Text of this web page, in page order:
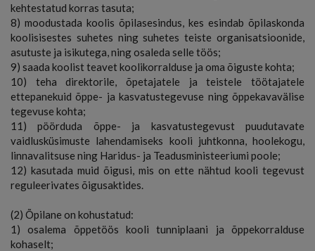
kehtestatud korras tasuta;
8) moodustada koolis õpilasesindus, kes esindab õpilaskonda
koolisisestes suhetes ning suhetes teiste organisatsioonide,
asutuste ja isikutega, ning osaleda selle töös;
9) saada koolist teavet koolikorralduse ja oma õiguste kohta;
10) teha direktorile, õpetajatele ja teistele töötajatele
ettepanekuid õppe- ja kasvatustegevuse ning õppekavavälise
tegevuse kohta;
11) pöörduda õppe- ja kasvatustegevust puudutavate
vaidlusküsimuste lahendamiseks kooli juhtkonna, hoolekogu,
linnavalitsuse ning Haridus- ja Teadusministeeriumi poole;
12) kasutada muid õigusi, mis on ette nähtud kooli tegevust
reguleerivates õigusaktides.
(2) Õpilane on kohustatud:
1) osalema õppetöös kooli tunniplaani ja õppekorralduse
kohaselt;